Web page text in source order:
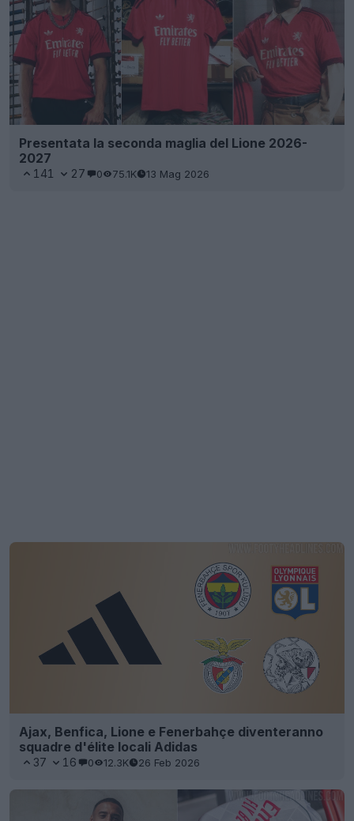
Presentata la seconda maglia del Lione 2026-
2027
141 27 0 75.1K 13 Mag 2026
Ajax, Benfica, Lione e Fenerbahçe diventeranno
squadre d'élite locali Adidas
37 16 0 12.3K 26 Feb 2026